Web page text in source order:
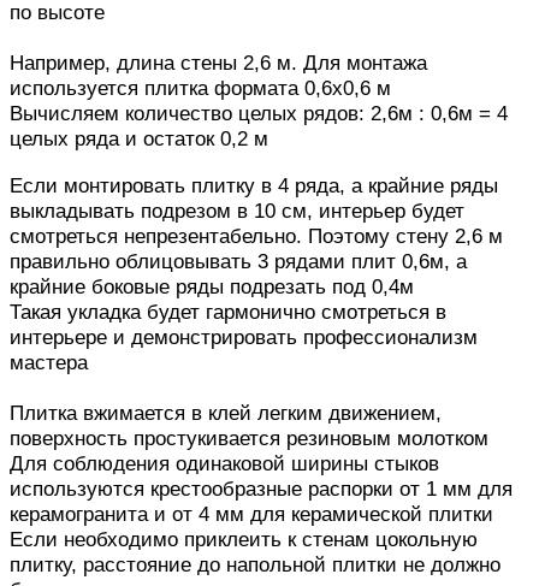
по высоте
Например, длина стены 2,6 м. Для монтажа
используется плитка формата 0,6х0,6 м
Вычисляем количество целых рядов: 2,6м : 0,6м = 4
целых ряда и остаток 0,2 м
Если монтировать плитку в 4 ряда, а крайние ряды
выкладывать подрезом в 10 см, интерьер будет
смотреться непрезентабельно. Поэтому стену 2,6 м
правильно облицовывать 3 рядами плит 0,6м, а
крайние боковые ряды подрезать под 0,4м
Такая укладка будет гармонично смотреться в
интерьере и демонстрировать профессионализм
мастера
Плитка вжимается в клей легким движением,
поверхность простукивается резиновым молотком
Для соблюдения одинаковой ширины стыков
используются крестообразные распорки от 1 мм для
керамогранита и от 4 мм для керамической плитки
Если необходимо приклеить к стенам цокольную
плитку, расстояние до напольной плитки не должно